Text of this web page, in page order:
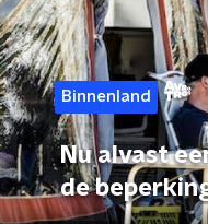
Binnenland
Nu alvast
de